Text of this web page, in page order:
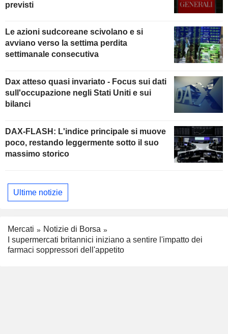
previsti
Le azioni sudcoreane scivolano e si
avviano verso la settima perdita
settimanale consecutiva
Dax atteso quasi invariato - Focus sui dati
sull'occupazione negli Stati Uniti e sui
bilanci
DAX-FLASH: L'indice principale si muove
poco, restando leggermente sotto il suo
massimo storico
Ultime notizie
Mercati
Notizie di Borsa
I supermercati britannici iniziano a sentire l'impatto dei
farmaci soppressori dell'appetito